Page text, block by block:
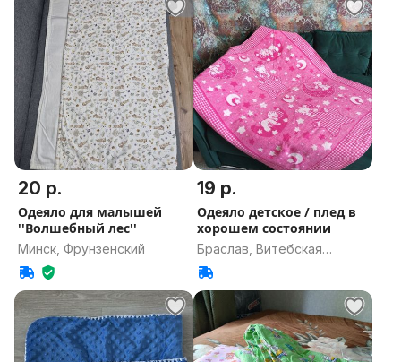
20 р.
Одеяло для малышей
''Волшебный лес''
Минск, Фрунзенский
19 р.
Одеяло детское / плед в
хорошем состоянии
Браслав, Витебская
область